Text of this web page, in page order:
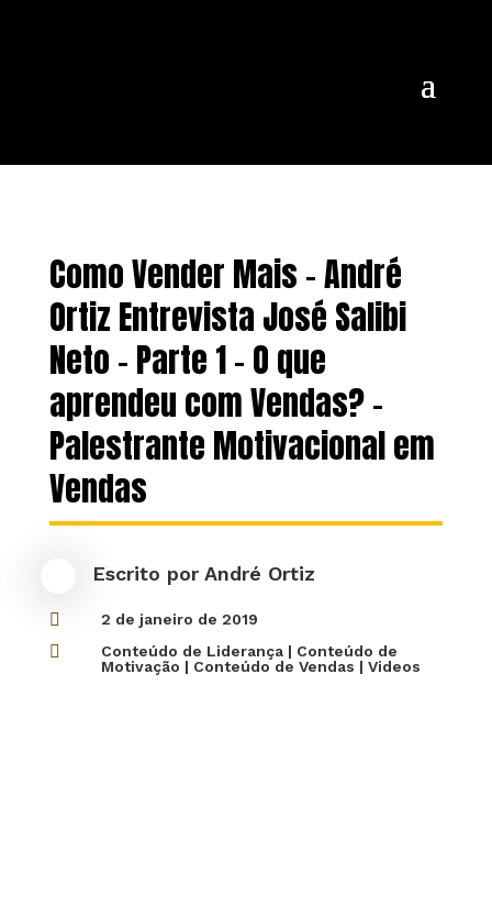
Como Vender Mais – André
Ortiz Entrevista José Salibi
Neto – Parte 1 – O que
aprendeu com Vendas? –
Palestrante Motivacional em
Vendas
Escrito por André Ortiz
 2 de janeiro de 2019
 Conteúdo de Liderança| Conteúdo de
Motivação | Conteúdo de Vendas | Videos